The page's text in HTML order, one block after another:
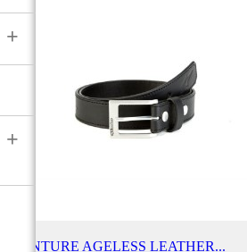
+
+
CEINTURE AGELESS LEATHER...